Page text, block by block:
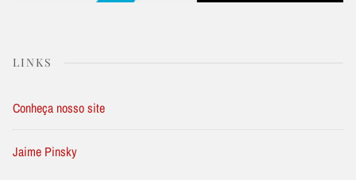
LINKS
Conheça nosso site
Jaime Pinsky